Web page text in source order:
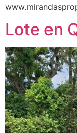
Lote en